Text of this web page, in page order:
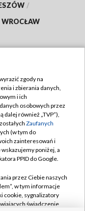
/
WROCŁAW
zgody na
i zbierania danych,
i ich
osobowych przez
dalej również „TVP”),
Zaufanych
(w tym do
zainteresowań i
poniżej, a
PPID do Google.
przez Ciebie naszych
w tym informacje
cookie, sygnalizatory
świadczenie